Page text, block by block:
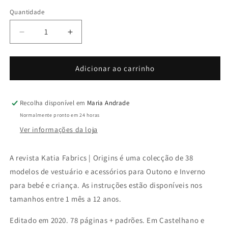
Quantidade
Quantidade
Diminuir
a
quantidade
Revista
Fabrics
|
Aumentar
a
quantidade
de
Revista
Fabrics
Adicionar ao carrinho
Recolha disponível em Maria Andrade
Normalmente pronto em 24 horas
Ver informações da loja
A revista Katia Fabrics | Origins é uma colecção de 38
modelos de vestuário e acessórios para Outono e Inverno
para bebé e criança. As instruções estão disponíveis nos
tamanhos entre 1 mês a 12 anos.
Editado em 2020. 78 páginas + padrões. Em Castelhano e